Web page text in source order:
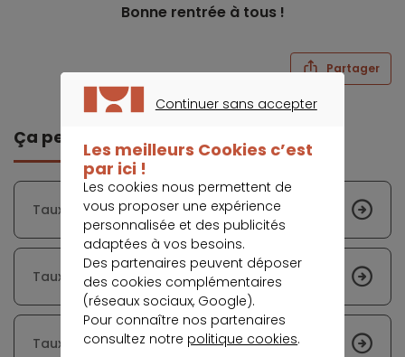
Bonne rentrée à tous !
Partager
Ça peut vous intéresser
Taux immobiliers - Avril 2014
Taux immobiliers - Juillet 2014
Taux immobiliers - Février 2014
Continuer sans accepter
Les meilleurs Cookies c’est
par ici !
Les cookies nous permettent de
vous proposer une expérience
personnalisée et des publicités
adaptées à vos besoins.
Des partenaires peuvent déposer
des cookies complémentaires
(réseaux sociaux, Google).
Pour connaître nos partenaires
consultez notre politique cookies.